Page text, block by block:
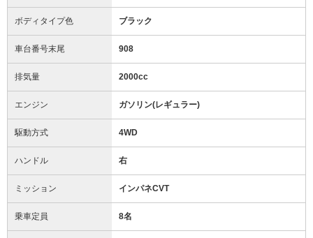
ボディタイプ色 ブラック
車台番号末尾 908
排気量 2000cc
エンジン ガソリン(レギュラー)
駆動方式 4WD
ハンドル 右
ミッション インパネCVT
乗車定員 8名